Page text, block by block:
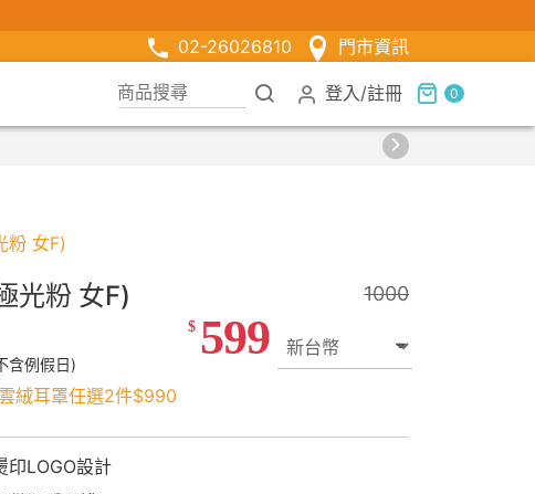
02-26026810
門市資訊
登入 /註冊 0
粉 女F)
光粉 女F)
含例假日)
絨耳罩任選2件$990
1000
$ 599
印LOGO設計